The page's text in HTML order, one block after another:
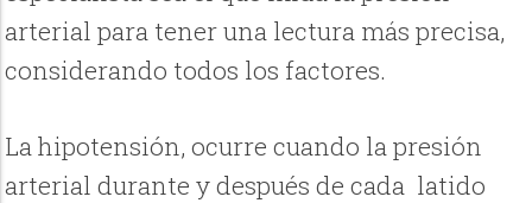
arterial para tener una lectura más precisa,
considerando todos los factores.
La hipotensión, ocurre cuando la presión
arterial durante y después de cada latido